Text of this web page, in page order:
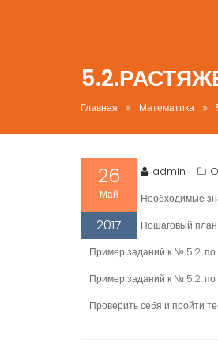
Главная Математика
26
Май
2017
admin
Необходимые
Пошаговый план
Пример заданий к № 5.2. по
Пример заданий к № 5.2. по
Проверить себя и пройти